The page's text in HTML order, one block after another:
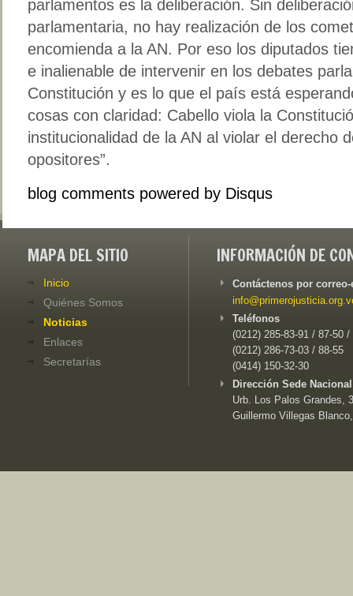
parlamentos es la deliberación. Sin
parlamentaria, no hay realización de los
encomienda a la AN. Por eso los diputados
e inalienable de intervenir en los debates
Constitución y es lo que el país está
cosas con claridad: Cabello viola la
institucionalidad de la AN al violar el derecho
opositores”.
blog comments powered by Disqus
MAPA DEL SITIO
Inicio
Quiénes Somos
Noticias
Enlaces
Secretarías
INFORMACIÓN DE
Contáctenos por
Teléfonos
(0212) 285-83-91 / 87-50 /
(0212) 286-73-03 / 88-55
(0414) 150-32-30
Dirección Sede
Urb. Los Palos Grandes,
Guillermo Villegas